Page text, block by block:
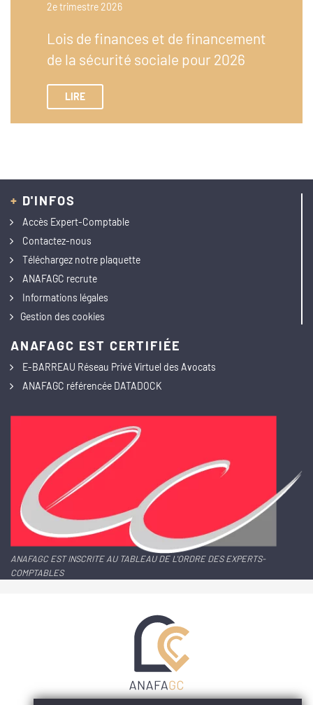
2e trimestre 2026
Lois de finances et de financement
de la sécurité sociale pour 2026
LIRE
+ D'INFOS
Accès Expert-Comptable
Contactez-nous
Téléchargez notre plaquette
ANAFAGC recrute
Informations légales
Gestion des cookies
ANAFAGC EST CERTIFIÉE
E-BARREAU Réseau Privé Virtuel des Avocats
ANAFAGC référencée DATADOCK
ANAFAGC EST INSCRITE AU TABLEAU DE L'ORDRE DES EXPERTS-
COMPTABLES